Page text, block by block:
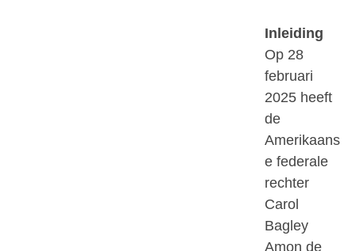
Inleiding
Op 28
februari
2025 heeft
de
Amerikaans
e federale
rechter
Carol
Bagley
Amon de